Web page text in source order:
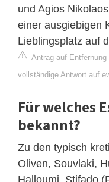
und Agios
einer ausgiebigen
Lieblingsplatz auf
Antrag auf Entfernung
vollständige Antwort auf
Für welches
bekannt?
Zu den typisch
Oliven, Souvlaki,
Halloumi, Stifado